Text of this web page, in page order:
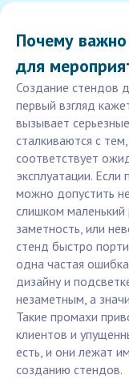
Почему
для
Создание стендов
первый взгляд
вызывает
сталкиваются с
соответствует
эксплуатации.
можно допустить
слишком
заметность, или
стенд быстро
одна частая
дизайну и
незаметным, а
Такие промахи
клиентов и
есть, и они лежат
созданию стендов.